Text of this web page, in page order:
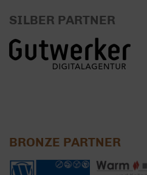
SILBER PARTNER
BRONZE PARTNER